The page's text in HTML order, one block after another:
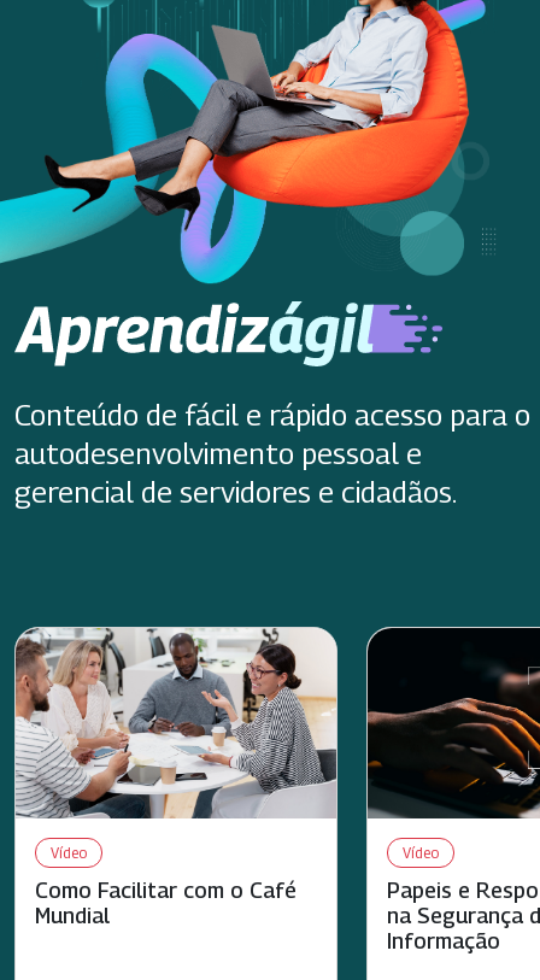
Conteúdo de fácil e rápido acesso para o
autodesenvolvimento pessoal e
gerencial de servidores e cidadãos.
Vídeo
Como Facilitar com o Café
Mundial
Vídeo
Papeis e
na Segurança
Informação